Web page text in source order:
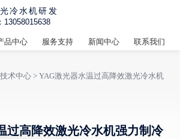
冷水机研发
13058015638
品中心 服务支持 新闻中心 联系我们
技术中心> YAG激光器水温过高降效激光冷水机
过高降效激光冷水机强力制冷